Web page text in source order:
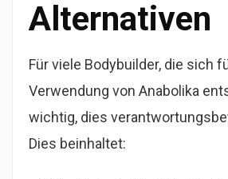
Alternativen
Für viele Bodybuilder, die sich
Verwendung von Anabolika
wichtig, dies
Dies beinhaltet: